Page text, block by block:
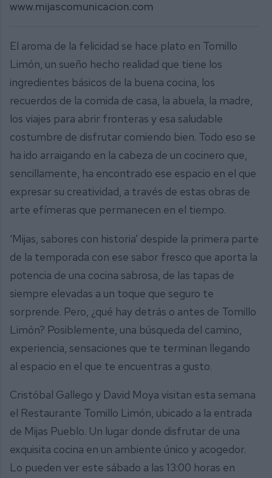
www.mijascomunicacion.com
El aroma de la felicidad se hace plato en Tomillo
Limón, un sueño hecho realidad que tiene los
ingredientes básicos de la buena cocina, los
recuerdos de la comida de casa, la abuela, la madre,
los viajes para abrir fronteras y esa saludable
costumbre de disfrutar comiendo bien. Todo eso se
ha ido arraigando en la cabeza de un cocinero que,
sencillamente, ha encontrado ese espacio en el que
expresar su creatividad, a través de estas obras de
arte efímeras que permanecen en el tiempo.
‘Mijas, sabores con historia’ despide la primera parte
de la temporada con ese sabor fresco que aporta la
potencia de una cocina sabrosa, de las tapas de
siempre elevadas a un toque que seguro te
sorprende. Pero, ¿qué hay detrás o antes de Tomillo
Limón? Posiblemente, una búsqueda del camino,
experiencia, sensaciones que te terminan llegando
al espacio en el que te encuentras a gusto.
Cristóbal Gallego y David Moya visitan esta semana
el Restaurante Tomillo Limón, ubicado a la entrada
de Mijas Pueblo. Un lugar donde disfrutar de una
exquisita cocina en un ambiente único y acogedor.
Lo pueden ver este sábado a las 13:00 horas en